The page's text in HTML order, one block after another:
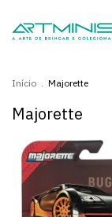
Início . Majorette
Majorette